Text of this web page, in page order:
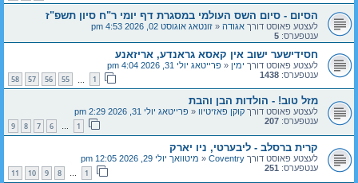
הסיום - סיום השס העולמי במסגרת דף יומי ר"ח סיון תשפ"ז
לעצטע פאוסט דורך אגודה « זונטאג אוגוסט 02, 2026 4:53 pm
ענטפערס: 5
חסידישער ישוב אין קאסא גראנדע, אריזאנע
לעצטע פאוסט דורך ימין « פרייטאג יולי 31, 2026 4:04 pm
ענטפערס: 1438
1
55
56
57
58
מזל טוב! - הולדות הבן והבת
לעצטע פאוסט דורך קוקן פאזיטיוו « פרייטאג יולי 31, 2026 2:29 pm
ענטפערס: 207
1
…
6
7
8
9
קרית ברסלב - ליבערטי, ניו יארק
לעצטע פאוסט דורך Coventry
« מיטוואך יולי 29, 2026 12:05 pm
ענטפערס: 251
1
8
9
10
11